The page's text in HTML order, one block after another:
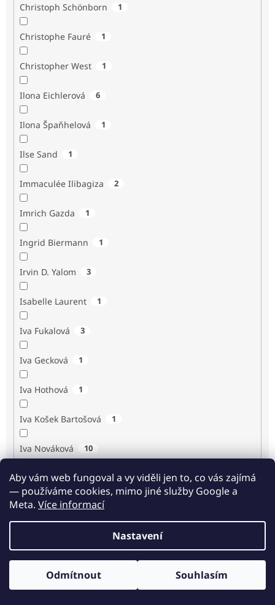
Aby vám web fungoval a vy viděli jen to, co vás zajímá
— používáme cookies, mimo jiné služby Google a
Meta. Více informací
Nastavení
Odmítnout Souhlasím
Christoph Schönborn 1
Christophe Fauré 1
Christopher West 1
Ilona Eichlerová 6
Ilona Špaňhelová 1
Ilse Sand 1
Immaculée Ilibagiza 2
Imrich Gazda 1
Ingrid Biermann 1
Irvin D. Yalom 3
Isabelle Laurent 1
Iva Fukalová 3
Iva Gecková 1
Iva Hothová 1
Iva Košek Bartošová 1
Iva Nováková 10
Iva Procházková 1
Ivan Renč 1
Odběr novinek